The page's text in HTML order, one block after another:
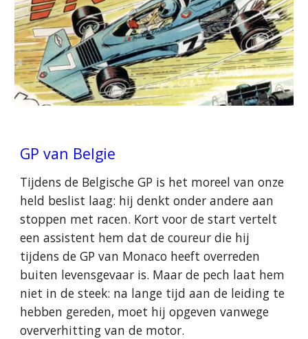
GP van Belgie
Tijdens de Belgische GP is het moreel van onze
held beslist laag: hij denkt onder andere aan
stoppen met racen. Kort voor de start vertelt
een assistent hem dat de coureur die hij
tijdens de GP van Monaco heeft overreden
buiten levensgevaar is. Maar de pech laat hem
niet in de steek: na lange tijd aan de leiding te
hebben gereden, moet hij opgeven vanwege
oververhitting van de motor.